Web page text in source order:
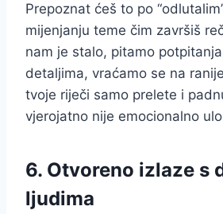
Prepoznat ćeš to po
mijenjanju teme čim završiš
nam je stalo, pitamo
detaljima, vraćamo se na
tvoje riječi samo prelete i
vjerojatno nije emocionalno
6. Otvoreno izlaze s
ljudima